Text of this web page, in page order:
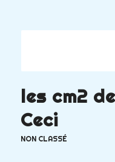
les cm2
Ceci
NON CLASSÉ